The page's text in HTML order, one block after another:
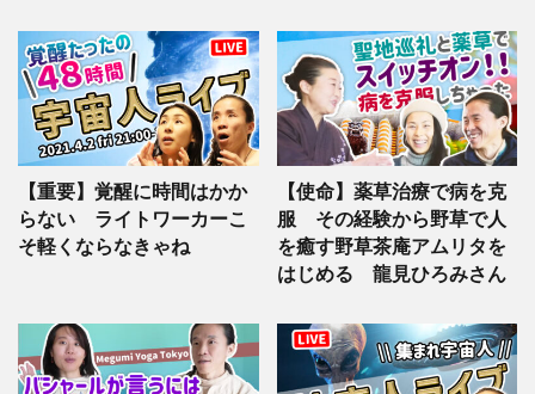
【重要】覚醒に時間はかか
らない ライトワーカーこ
そ軽くならなきゃね
【使命】薬草治療で病を克
服 その経験から野草で人
を癒す野草茶庵アムリタを
はじめる 龍見ひろみさん